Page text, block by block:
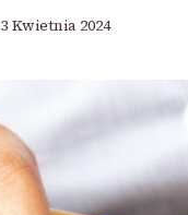
3 Kwietnia 2024